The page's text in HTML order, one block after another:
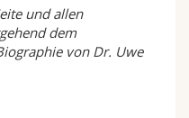
und allen
dem
von Dr. Uwe